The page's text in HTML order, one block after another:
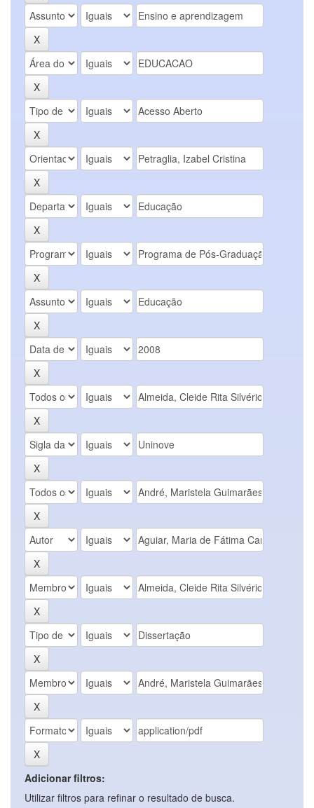
Adicionar filtros:
Utilizar filtros para refinar o resultado de busca.